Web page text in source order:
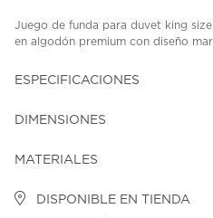
Juego de funda para duvet king
en algodón premium con diseño
ESPECIFICACIONES
DIMENSIONES
MATERIALES
DISPONIBLE EN TIENDA